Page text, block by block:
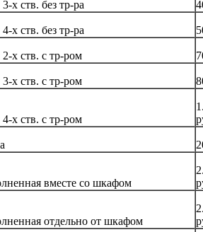
х ств. без тр-ра
х ств. без тр-ра
х ств. с тр-ром
х ств. с тр-ром
х ств. с тр-ром
вместе со шкафом
отдельно от шкафом